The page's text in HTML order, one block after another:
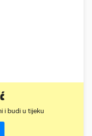
i budi u tijeku